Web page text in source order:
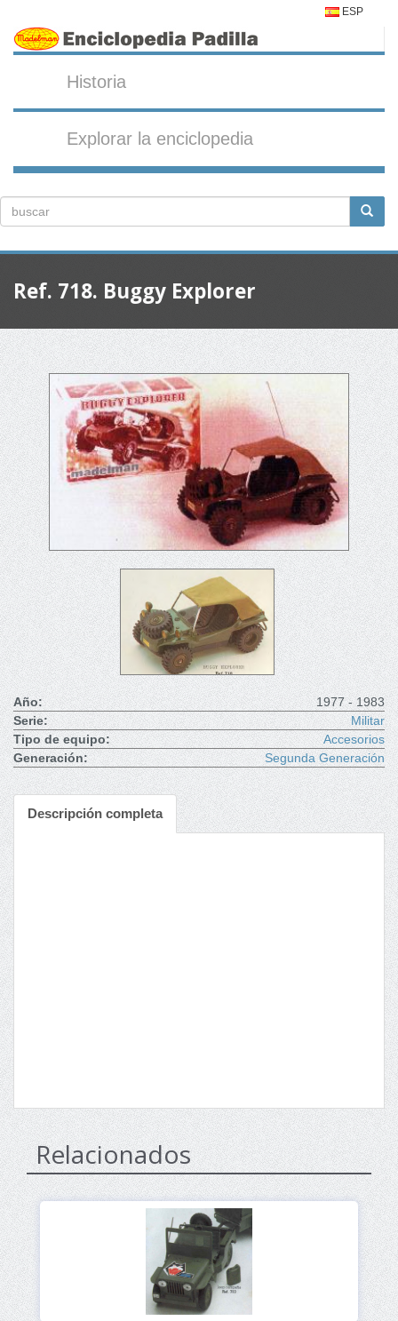
ESP
Historia
Explorar la enciclopedia
Ref. 718. Buggy Explorer
Año:
1977 - 1983
Serie:
Militar
Tipo de equipo:
Accesorios
Generación:
Segunda Generación
Descripción completa
Relacionados
Ver